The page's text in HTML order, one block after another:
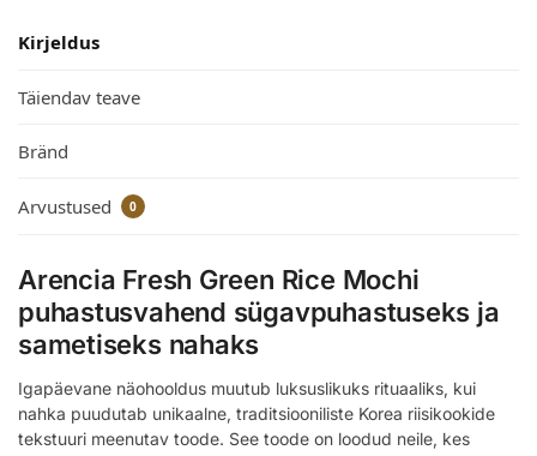
Kirjeldus
Täiendav teave
Bränd
Arvustused 0
Arencia Fresh Green Rice Mochi
puhastusvahend sügavpuhastuseks ja
sametiseks nahaks
Igapäevane näohooldus muutub luksuslikuks rituaaliks, kui
nahka puudutab unikaalne, traditsiooniliste Korea riisikookide
tekstuuri meenutav toode. See toode on loodud neile, kes